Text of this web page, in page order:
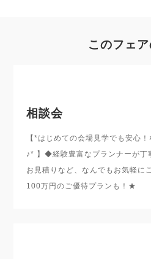
このフェ
相談会
【*はじめての会場見学でも安心
♪* 】◆経験豊富なプランナーが
お見積りなど、なんでもお気軽に
100万円のご優待プランも！★